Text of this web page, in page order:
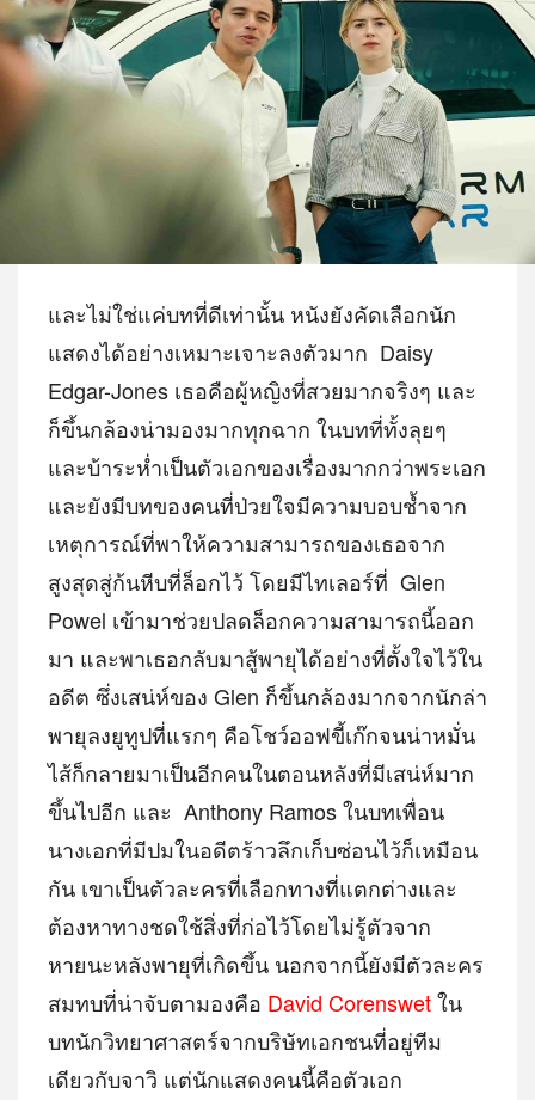
และไม่ใช่แค่บทที่ดีเท่านั้น หนังยังคัดเลือกนัก
แสดงได้อย่างเหมาะเจาะลงตัวมาก Daisy
Edgar-Jones เธอคือผู้หญิงที่สวยมากจริงๆ และ
ก็ขึ้นกล้องน่ามองมากทุกฉาก ในบทที่ทั้งลุยๆ
และบ้าระห่ำเป็นตัวเอกของเรื่องมากกว่าพระเอก
และยังมีบทของคนที่ป่วยใจมีความบอบช้ำจาก
เหตุการณ์ที่พาให้ความสามารถของเธอจาก
สูงสุดสู่ก้นหีบที่ล็อกไว้ โดยมีไทเลอร์ที่ Glen
Powel เข้ามาช่วยปลดล็อกความสามารถนี้ออก
มา และพาเธอกลับมาสู้พายุได้อย่างที่ตั้งใจไว้ใน
อดีต ซึ่งเสน่ห์ของ Glen ก็ขึ้นกล้องมากจากนักล่า
พายุลงยูทูปที่แรกๆ คือโชว์ออฟขี้เก๊กจนน่าหมั่น
ไส้ก็กลายมาเป็นอีกคนในตอนหลังที่มีเสน่ห์มาก
ขึ้นไปอีก และ Anthony Ramos ในบทเพื่อน
นางเอกที่มีปมในอดีตร้าวลึกเก็บซ่อนไว้ก็เหมือน
กัน เขาเป็นตัวละครที่เลือกทางที่แตกต่างและ
ต้องหาทางชดใช้สิ่งที่ก่อไว้โดยไม่รู้ตัวจาก
หายนะหลังพายุที่เกิดขึ้น นอกจากนี้ยังมีตัวละคร
สมทบที่น่าจับตามองคือ David Corenswetใน
บทนักวิทยาศาสตร์จากบริษัทเอกชนที่อยู่ทีม
เดียวกับจาวิ แต่นักแสดงคนนี้คือตัวเอก